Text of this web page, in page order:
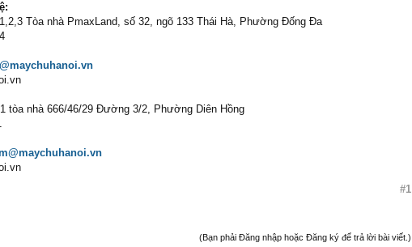
Tòa nhà PmaxLand, số 32, ngõ 133 Thái Hà, Phường Đống Đa
tòa nhà 666/46/29 Đường 3/2, Phường Diên Hồng
#1
(Bạn phải Đăng nhập hoặc Đăng ký để trả lời bài viết.)